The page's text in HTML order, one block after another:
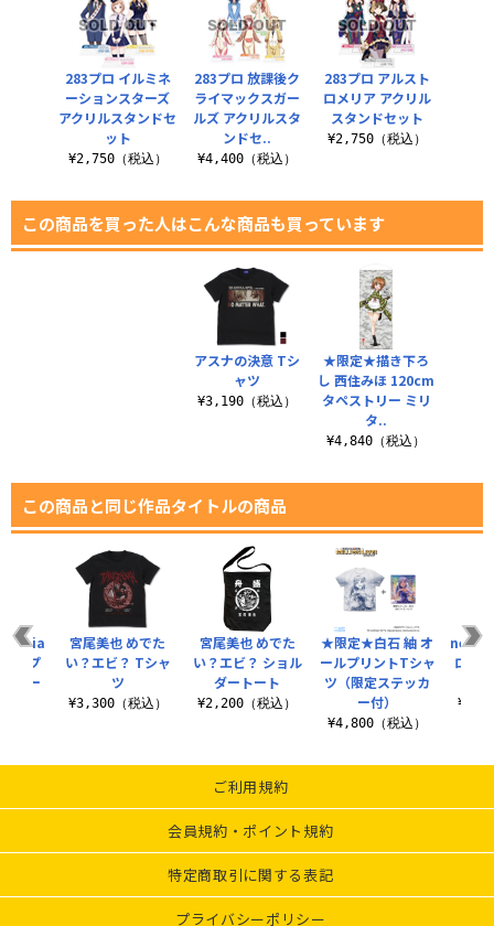
283プロ 放課後ク
ライマックスガー
ルズ アクリルスタ
ンドセ..
¥4,400（税込）
283プロ アルスト
ロメリア アクリル
スタンドセット
¥2,750（税込）
283プロ イルミネ
ーションスターズ
アクリルスタンドセ
ット
¥2,750（税込）
この商品を買った人はこんな商品も買っています
アスナの決意 Tシ
ャツ
¥3,190（税込）
★限定★描き下ろ
し 西住みほ 120cm
タペストリー ミリ
タ..
¥4,840（税込）
この商品と同じ作品タイトルの商品
宮尾美也 めでた
い？エビ？ ショル
ダートート
¥2,200（税込）
★限定★白石 紬 オ
ールプリントTシャ
ツ（限定ステッカ
ー付）
¥4,800（税込）
new
ロゴ
ップ
カー
宮尾美也 めでた
い？エビ？ Tシャ
ツ
¥3,300（税込）
ご利用規約
会員規約・ポイント規約
特定商取引に関する表記
プライバシーポリシー